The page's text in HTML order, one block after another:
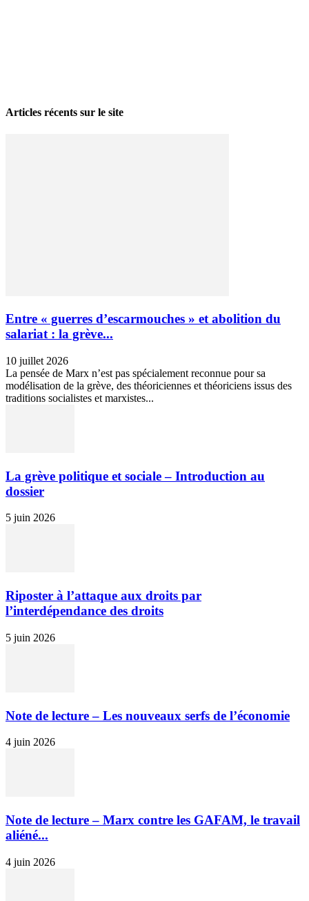
Articles récents sur le site
Entre « guerres d’escarmouches » et abolition du
salariat : la grève...
10 juillet 2026
La pensée de Marx n’est pas spécialement reconnue pour sa
modélisation de la grève, des théoriciennes et théoriciens issus des
traditions socialistes et marxistes...
La grève politique et sociale – Introduction au
dossier
5 juin 2026
Riposter à l’attaque aux droits par
l’interdépendance des droits
5 juin 2026
Note de lecture – Les nouveaux serfs de l’économie
4 juin 2026
Note de lecture – Marx contre les GAFAM, le travail
aliéné...
4 juin 2026